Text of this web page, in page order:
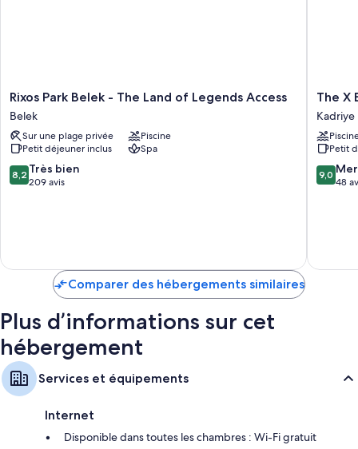
Rixos
Park
Belek
-
The
Land
of
Rixos Park Belek - The Land of Legends Access
Belek
Sur une plage privée
Piscine
Petit déjeuner inclus
Spa
8.2
sur
8,2 Très bien
209 avis
The
X
Belek
-
All
inclusive
Kadriye
The X
Kadriye
Petit
9.0
sur
9,0
48
Comparer des hébergements similaires
Plus d’informations sur cet
hébergement
Services et équipements
Internet
Disponible dans toutes les chambres : Wi-Fi gratuit